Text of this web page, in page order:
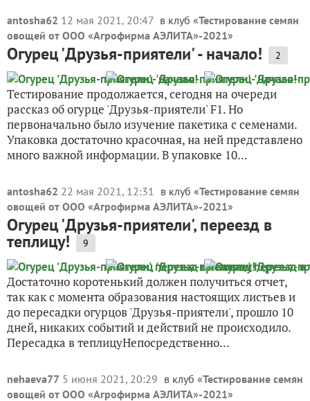
antosha62 12 мая 2021, 20:47 в клуб «Тестирование семян
овощей от ООО «Агрофирма АЭЛИТА»-2021»
Огурец 'Друзья-приятели' - начало! 2
Тестирование продолжается, сегодня на очереди
рассказ об огурце 'Друзья-приятели' F1. Но
первоначально было изучение пакетика с семенами.
Упаковка достаточно красочная, на ней представлено
много важной информации. В упаковке 10...
antosha62 22 мая 2021, 12:31 в клуб «Тестирование семян
овощей от ООО «Агрофирма АЭЛИТА»-2021»
Огурец 'Друзья-приятели', переезд в
теплицу! 9
Достаточно коротенький должен получиться отчет,
так как с момента образования настоящих листьев и
до пересадки огурцов 'Друзья-приятели', прошло 10
дней, никаких событий и действий не происходило.
Пересадка в теплицуНепосредственно...
nehaeva77 5 июня 2021, 20:29 в клуб «Тестирование семян
овощей от ООО «Агрофирма АЭЛИТА»-2021»